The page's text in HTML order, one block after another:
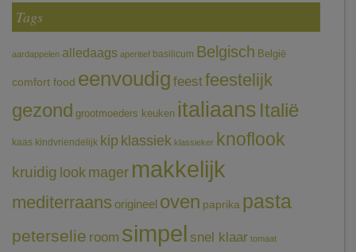
Tags
aardappelen alledaags aperitief basilicum Belgisch België
comfort food eenvoudig feestfeestelijk
gezond grootmoeders keuken italiaans Italië
kaas kindvriendelijk kip klassiek klassieker knoflook
kruidig look mager makkelijk
mediterraans origineel oven paprika pasta
peterselie room simpel snel klaar tomaat